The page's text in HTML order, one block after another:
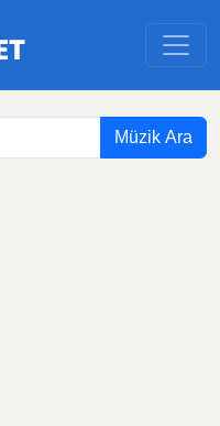
Müzik Ara